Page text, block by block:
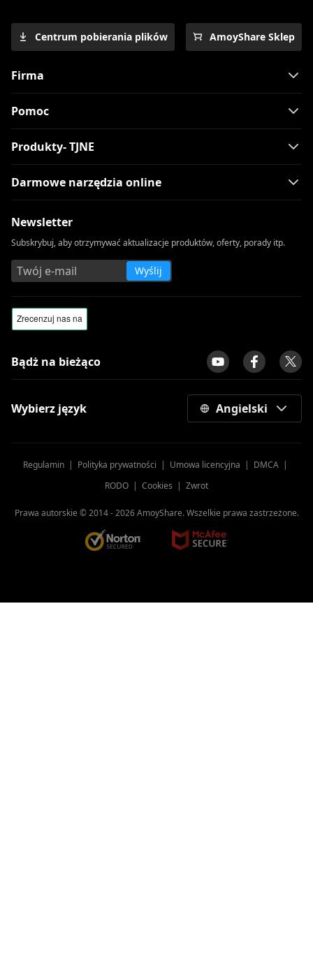
Centrum pobierania plików AmoyShare Sklep
Firma
Pomoc
Produkty- TJNE
Darmowe narzędzia online
Newsletter
Subskrybuj, aby otrzymywać aktualizacje produktów, oferty, porady itp.
Wyślij
Bądż na bieżąco
Wybierz język Angielski
Regulamin | Polityka prywatności | Umowa licencyjna | DMCA |
RODO | Cookies | Zwrot
Prawa autorskie © 2014 -2026AmoyShare. Wszelkie prawa zastrzeżone.